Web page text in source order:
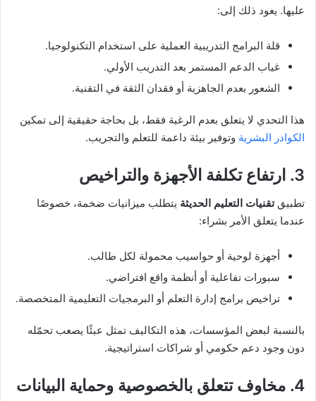
عليها. يعود ذلك إلى:
قلة البرامج التدريبية العملية على استخدام التكنولوجيا.
غياب الدعم المستمر بعد التدريب الأولي.
الشعور بعدم الجاهزية أو فقدان الثقة في التقنية.
هذا التحدي لا يتعلق بعدم الرغبة فقط، بل بحاجة حقيقية إلى تمكين
الكوادر البشرية وتوفير بيئة داعمة للتعلم والتجريب.
3. ارتفاع تكلفة الأجهزة والتراخيص
تطبيقتقنيات التعليم الحديثة يتطلب ميزانيات ضخمة، خصوصًا
عندما يتعلق الأمر بشراء:
أجهزة لوحية أو حواسيب محمولة لكل طالب.
سبورات تفاعلية أو أنظمة واقع افتراضي.
تراخيص برامج إدارة التعلم أو البرمجيات التعليمية المتخصصة.
بالنسبة لبعض المؤسسات، هذه التكاليف تمثل عبئًا يصعب تحمّله
دون وجود دعم حكومي أو شراكات استراتيجية.
4. مخاوف تتعلق بالخصوصية وحماية البيانات